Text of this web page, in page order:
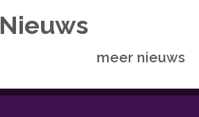
Nieuws
meer nieuws